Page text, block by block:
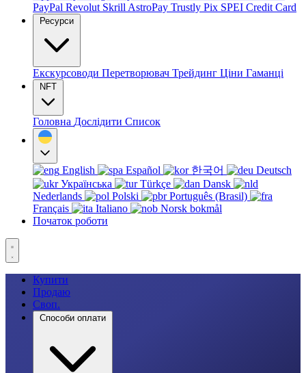
PayPal Revolut Skrill AstroPay Trustly Pix SPEI Credit Card
Ресурси
Екскурсоводи Перетворювач Трейдинг Ціни Гаманці
NFT
Головна Дослідити Список
English Español 한국어
Deutsch
Українська
Türkçe
Dansk
Nederlands
Polski
Português (Brasil)
Français
Italiano
Norsk bokmål
Початок роботи
Купити
Продаю
Своп.
Способи оплати